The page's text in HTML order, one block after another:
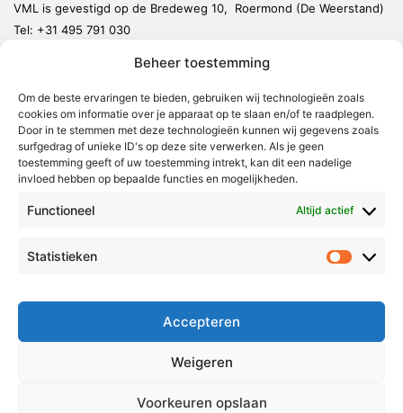
Beheer toestemming
Om de beste ervaringen te bieden, gebruiken wij technologieën zoals
cookies om informatie over je apparaat op te slaan en/of te raadplegen.
Door in te stemmen met deze technologieën kunnen wij gegevens zoals
surfgedrag of unieke ID's op deze site verwerken. Als je geen
toestemming geeft of uw toestemming intrekt, kan dit een nadelige
invloed hebben op bepaalde functies en mogelijkheden.
Functioneel Altijd actief
Statistieken
Accepteren
Weigeren
Voorkeuren opslaan
VML is gevestigd op de Bredeweg 10, Roermond (De Weerstand)
Tel: +31 495 791 030
Weert
Nederweert
Leudal
Maasgouw
Echt-Susteren
Roermond
Radio & TV